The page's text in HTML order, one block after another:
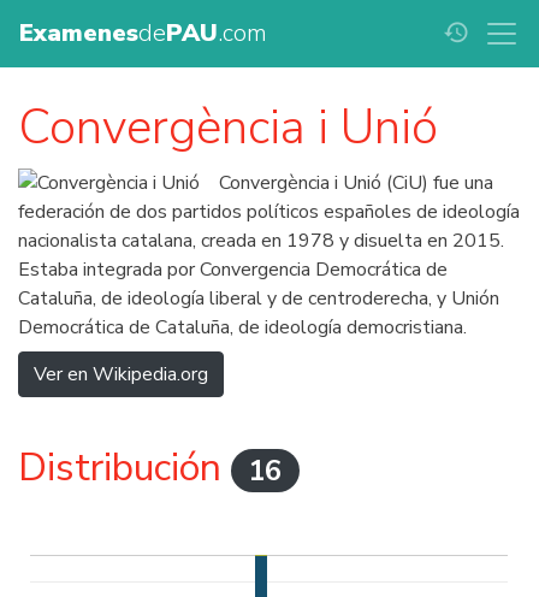
ExamenesdePAU.com history
Convergència i Unió
Convergència i Unió (CiU) fue una
federación de dos partidos políticos españoles de ideología
nacionalista catalana, creada en 1978 y disuelta en 2015.
Estaba integrada por Convergencia Democrática de
Cataluña, de ideología liberal y de centroderecha, y Unión
Democrática de Cataluña, de ideología democristiana.
Ver en Wikipedia.org
Distribución 16